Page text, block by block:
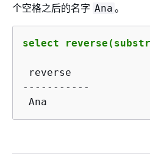
个空格之后的名字 Ana 。
select
reverse
-----------
Ana